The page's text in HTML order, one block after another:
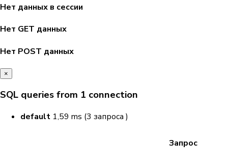
Нет данных в сессии
Нет GET данных
Нет POST данных
×
SQL queries from 1 connection
default 1,59 ms (3 запроса )
Запрос